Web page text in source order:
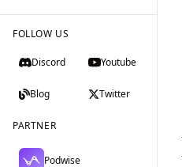
FOLLOW US
Discord Youtube
Blog Twitter
PARTNER
Podwise